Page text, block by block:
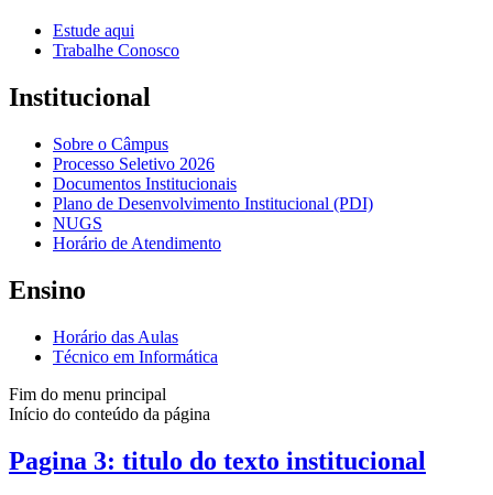
Estude aqui
Trabalhe Conosco
Institucional
Sobre o Câmpus
Processo Seletivo 2026
Documentos Institucionais
Plano de Desenvolvimento Institucional (PDI)
NUGS
Horário de Atendimento
Ensino
Horário das Aulas
Técnico em Informática
Fim do menu principal
Início do conteúdo da página
Pagina 3: titulo do texto institucional